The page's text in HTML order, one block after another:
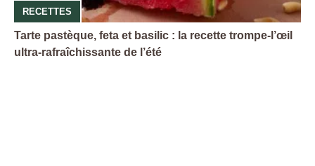
RECETTES
Tarte pastèque, feta et basilic : la recette trompe-l’œil
ultra-rafraîchissante de l’été